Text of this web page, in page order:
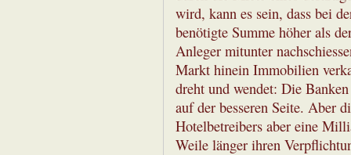
wird, kann es sein, dass bei
benötigte Summe höher als
Anleger mitunter
Markt hinein Immobilien
dreht und wendet: Die
auf der besseren Seite. Aber
Hotelbetreibers aber eine
Weile länger ihren